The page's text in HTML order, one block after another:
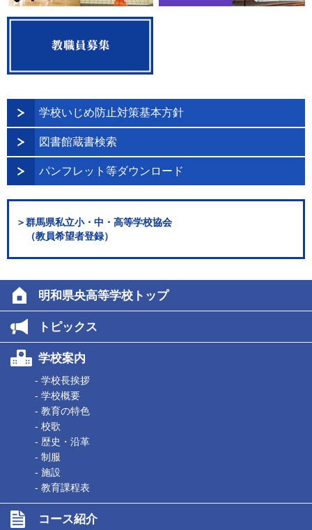
学校いじめ防止対策基本方針
図書館蔵書検索
パンフレット等ダウンロード
＞群馬県私立小・中・高等学校協会
（教員希望者登録）
明和県央高等学校トップ
トピックス
学校案内
- 学校長挨拶
- 学校概要
- 教育の特色
- 校歌
- 歴史・沿革
- 制服
- 施設
- 教育課程表
コース紹介